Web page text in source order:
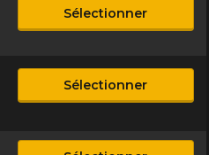
Sélectionner
Sélectionner